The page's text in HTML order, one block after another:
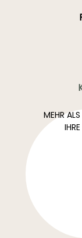
MEHR